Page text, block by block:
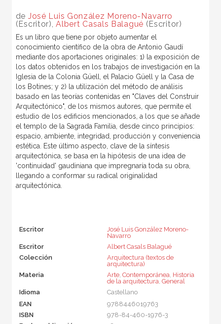
de José Luis González Moreno-Navarro
(Escritor),Albert Casals Balagué (Escritor)
Es un libro que tiene por objeto aumentar el
conocimiento científico de la obra de Antonio Gaudí
mediante dos aportaciones originales: 1) la exposición de
los datos obtenidos en los trabajos de investigación en la
Iglesia de la Colonia Güell, el Palacio Güell y la Casa de
los Botines; y 2) la utilización del método de análisis
basado en las teorías contenidas en "Claves del Construir
Arquitectónico", de los mismos autores, que permite el
estudio de los edificios mencionados, a los que se añade
el templo de la Sagrada Familia, desde cinco principios:
espacio, ambiente, integridad, producción y conveniencia
estética. Este último aspecto, clave de la síntesis
arquitectónica, se basa en la hipótesis de una idea de
'continuidad' gaudiniana que impregnaría toda su obra,
llegando a conformar su radical originalidad
arquitectónica.
Escritor
José Luis González Moreno-
Navarro
Escritor
Albert Casals Balagué
Colección
Arquitectura (textos de
arquitectura)
Materia
Arte, Contemporánea, Historia
de la arquitectura, General
Idioma
Castellano
EAN
9788446019763
ISBN
978-84-460-1976-3